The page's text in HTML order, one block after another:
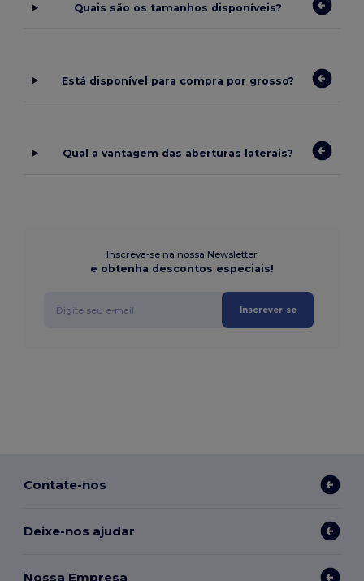
Quais são os tamanhos disponíveis?
Está disponível para compra por grosso?
Qual a vantagem das aberturas laterais?
Inscreva-se na nossa Newsletter
e obtenha descontos especiais!
Inscrever-se
Contate-nos
Deixe-nos ajudar
Nossa Empresa